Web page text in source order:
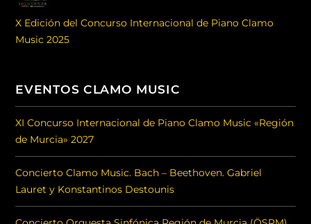
X Edición del Concurso Internacional de Piano Clamo
Music 2025
EVENTOS CLAMO MUSIC
XI Concurso Internacional de Piano Clamo Music «Región
de Murcia» 2027
Concierto Clamo Music. Bach – Beethoven. Gabriel
Lauret y Konstantinos Destounis